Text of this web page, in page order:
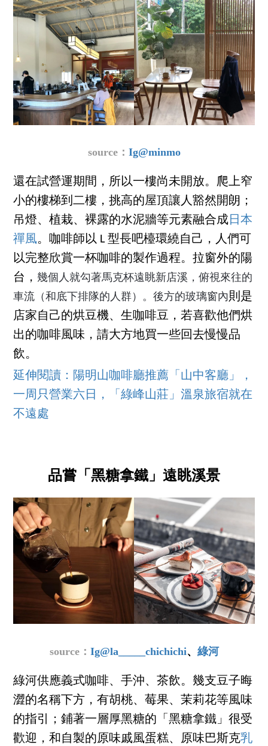
source： Ig@minmo
還在試營運期間，所以一樓尚未開放。爬上窄
小的樓梯到二樓，挑高的屋頂讓人豁然開朗；
吊燈、植栽、裸露的水泥牆等元素融合成 日本
禪風。咖啡師以 L 型長吧檯環繞自己，人們可
以完整欣賞一杯咖啡的製作過程。拉窗外的陽
台，幾個人就勾著馬克杯遠眺新店溪，俯視來往的
車流（和底下排隊的人群）。後方的玻璃窗內 則是
店家自己的烘豆機、生咖啡豆，若喜歡他們烘
出的咖啡風味，請大方地買一些回去慢慢品
飲。
延伸閱讀：陽明山咖啡廳推薦「山中客廳」，
一周只營業六日，「綠峰山莊」溫泉旅宿就在
不遠處
品嘗「黑糖拿鐵」遠眺溪景
source： Ig@la_____chichichi、 綠河
綠河供應義式咖啡、手沖、茶飲。幾支豆子晦
澀的名稱下方，有胡桃、莓果、茉莉花等風味
的指引；鋪著一層厚黑糖的「黑糖拿鐵」很受
歡迎，和自製的原味戚風蛋糕、原味巴斯克乳